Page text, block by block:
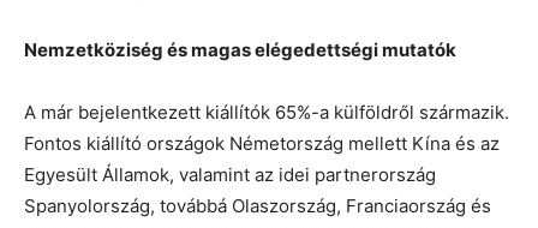
Nemzetköziség és magas elégedettségi mutatók
A már bejelentkezett kiállítók 65%-a külföldről származik.
Fontos kiállító országok Németország mellett Kína és az
Egyesült Államok, valamint az idei partnerország
Spanyolország, továbbá Olaszország, Franciaország és